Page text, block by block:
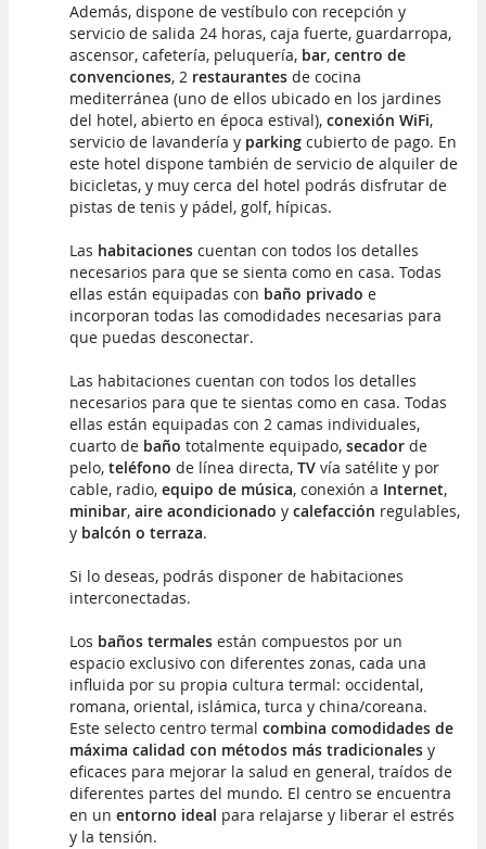
Además, dispone de vestíbulo con recepción y
servicio de salida 24 horas, caja fuerte, guardarropa,
ascensor, cafetería, peluquería, bar, centro de
convenciones, 2 restaurantes de cocina
mediterránea (uno de ellos ubicado en los jardines
del hotel, abierto en época estival), conexión WiFi,
servicio de lavandería y parking cubierto de pago. En
este hotel dispone también de servicio de alquiler de
bicicletas, y muy cerca del hotel podrás disfrutar de
pistas de tenis y pádel, golf, hípicas.
Las habitaciones cuentan con todos los detalles
necesarios para que se sienta como en casa. Todas
ellas están equipadas con baño privado e
incorporan todas las comodidades necesarias para
que puedas desconectar.
Las habitaciones cuentan con todos los detalles
necesarios para que te sientas como en casa. Todas
ellas están equipadas con 2 camas individuales,
cuarto de baño totalmente equipado, secador de
pelo, teléfono de línea directa, TV vía satélite y por
cable, radio, equipo de música, conexión a Internet,
minibar, aire acondicionado y calefacción regulables,
y balcón o terraza.
Si lo deseas, podrás disponer de habitaciones
interconectadas.
Los baños termales están compuestos por un
espacio exclusivo con diferentes zonas, cada una
influida por su propia cultura termal: occidental,
romana, oriental, islámica, turca y china/coreana.
Este selecto centro termal combina comodidades de
máxima calidad con métodos más tradicionales y
eficaces para mejorar la salud en general, traídos de
diferentes partes del mundo. El centro se encuentra
en un entorno ideal para relajarse y liberar el estrés
y la tensión.